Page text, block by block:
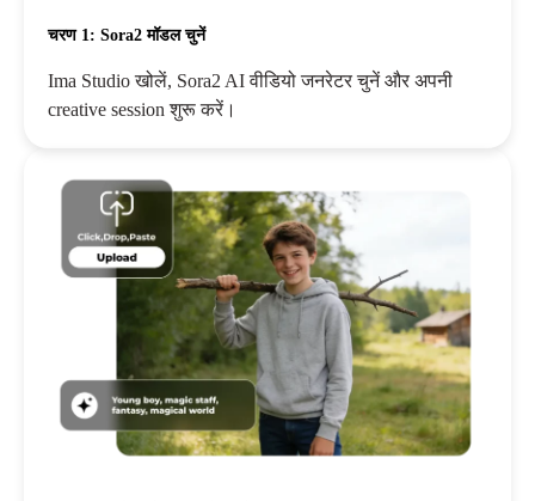
चरण 1: Sora2 मॉडल चुनें
Ima Studio खोलें, Sora2 AI वीडियो जनरेटर चुनें और अपनी
creative session शुरू करें।